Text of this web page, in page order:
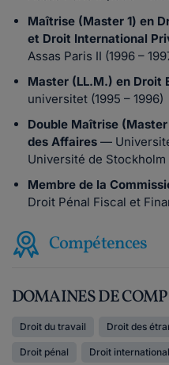
Maîtrise (Master 1) en
et Droit International
Assas Paris II (1996 –
Master (LL.M.) en Droit
universitet (1995 – 1996)
Double Maîtrise
des Affaires —
Université de Stockholm
Membre de la
Droit Pénal Fiscal et
Compétences
DOMAINES DE
Droit du travail Droit des
Droit pénal Droit international